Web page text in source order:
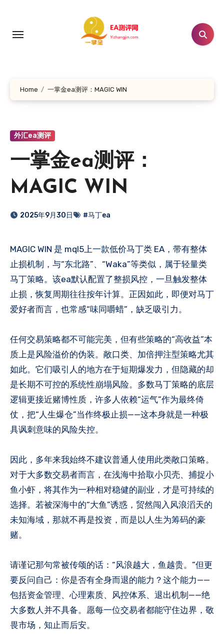
Home 一掌金ea测评：MAGIC WIN
外汇ea测评
一掌金ea测评：
MAGIC WIN
2025年9月30日 #马丁ea
MAGIC WIN 是 mql5上一款低价马丁类 EA，带有整体
止损机制，与“东北路”、“Waka”等类似，属于轻量类
马丁策略。该ea默认配置了整损风控，一旦触发整体
止损，恢复周期往往按年计算。正因如此，即便对马丁
爱好者而言，也常感“味同嚼蜡”，缺乏吸引力。
任何交易策略都不可能完美，但有些策略的“高收益”本
质上是风险溢价的伪装。敞口类、加倍押注型策略尤其
如此。它们吸引人的地方在于短期爆发力，但隐藏的却
是长期不可控的系统性崩塌风险。多数马丁策略的底层
逻辑更接近赌博性质，许多人依赖“运气”作为最终倚
仗，把“人生爆仓”当作终极止损——这本身就是一种极
具讽刺意味的风险失控。
因此，多年来我始终不建议普通人使用此类敞口策略。
对于大多数交易者而言，在浅海中拾取小贝壳、捕捉小
鱼小虾，将其作为一种相对稳健的副业，才是可持续的
选择。若被深海中的“大鱼”诱惑，贸然闯入风浪滔天的
未知海域，那就不再是投资，而是以人生为筹码的豪
赌。
请谨记那句常被传颂的话：“风浪越大，鱼越贵。”但更
要反问自己：你是否有全身而退的能力？这个能力——
包括资金管理、心理素质、风控体系、退出机制——绝
大多数人并不具备。愿每一位交易者都能守住边界，敬
畏市场，知止而后安。